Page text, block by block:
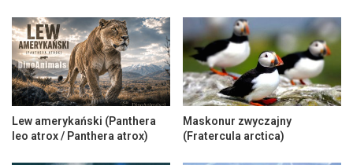
Lew amerykański (Panthera
leo atrox / Panthera atrox)
Maskonur zwyczajny
(Fratercula arctica)